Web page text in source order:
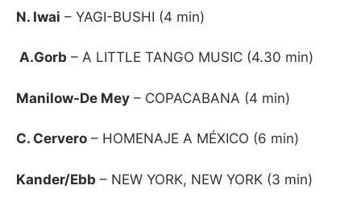
N. Iwai – YAGI-BUSHI (4 min)
A.Gorb – A LITTLE TANGO MUSIC (4.30 min)
Manilow-De Mey – COPACABANA (4 min)
C. Cervero – HOMENAJE A MÉXICO (6 min)
Kander/Ebb – NEW YORK, NEW YORK (3 min)